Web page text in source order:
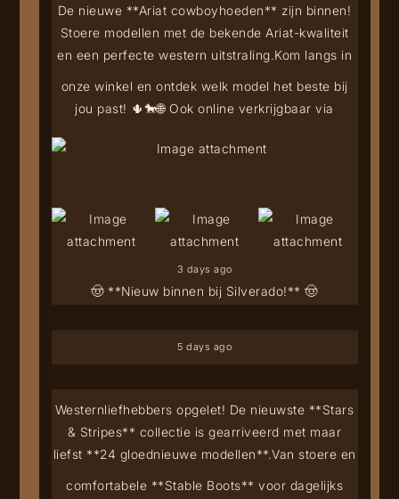
🤠 **Nieuw binnen bij Silverado!** 🤠
De nieuwe **Ariat cowboyhoeden** zijn binnen!
Stoere modellen met de bekende Ariat-kwaliteit
en een perfecte western uitstraling.Kom langs in
onze winkel en ontdek welk model het beste bij
jou past! 🌵🐎🌐 Ook online verkrijgbaar via
3 days ago
5 days ago
Westernliefhebbers opgelet! De nieuwste **Stars
& Stripes** collectie is gearriveerd met maar
liefst **24 gloednieuwe modellen**.Van stoere en
comfortabele **Stable Boots** voor dagelijks